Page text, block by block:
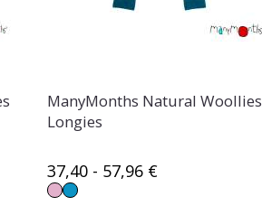
ManyMonths Natural Woollies
Longies
37,40 - 57,96 €